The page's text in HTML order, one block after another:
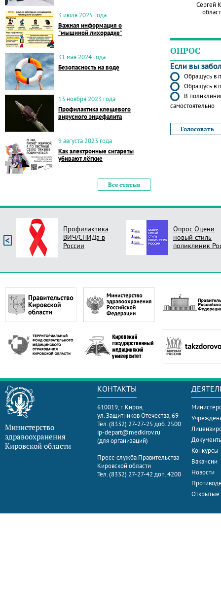
3 июля 2025 года
Важная информация о
"мышиной лихорадке"
31 мая 2024 года
Безопасность на воде
13 ноября 2023 года
Профилактика клещевого
вирусного энцефалита
9 августа 2023 года
Как электронные сигареты
убивают лёгкие
Все статьи
Сергей
ОПРОС
Если вы
Обращусь в
Обращусь в
В
самостоятельно
Профилактика
ВИЧ/СПИДа в
России
Опрос Оцени
новый стиль
поликлиник
Министерство
здравоохранения
Кировской области
КОНТАКТЫ
610019, г. Киров,
ул. Защитников Отечества, 69
Тел. (8332) 27-27-25 доб. 2500
ip-depart@medkirov.ru
(для организаций)
Пресс-служба Правительства
Кировской области
Тел. (8332) 27-27-42 доп. 4200
Конкурсы
Вакансии
Новости